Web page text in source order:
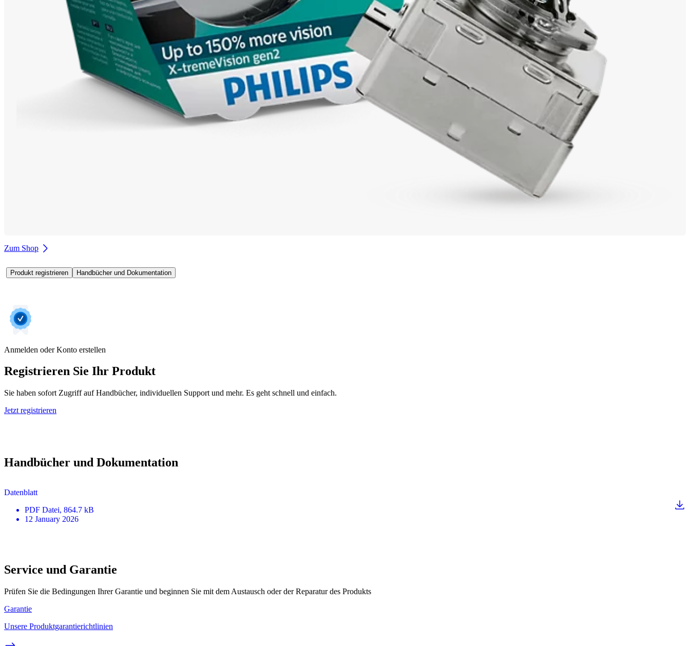
Zum Shop
Produkt registrieren Handbücher und Dokumentation
Anmelden oder Konto erstellen
Registrieren Sie Ihr Produkt
Sie haben sofort Zugriff auf Handbücher, individuellen Support und mehr. Es geht schnell und einfach.
Jetzt registrieren
Handbücher und Dokumentation
Datenblatt
PDF Datei, 864.7 kB
12 January 2026
Service und Garantie
Prüfen Sie die Bedingungen Ihrer Garantie und beginnen Sie mit dem Austausch oder der Reparatur des Produkts
Garantie
Unsere Produktgarantierichtlinien